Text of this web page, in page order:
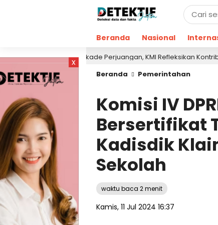
Beranda Nasional
x
Satu Dekade Perjuangan, KMI Refleksikan Kontribusi untuk
Beranda
Pemerintahan
Komisi IV
Bersertifikat
Kadisdik
Sekolah
waktu baca 2 menit
Kamis, 11 Jul 2024 16:37